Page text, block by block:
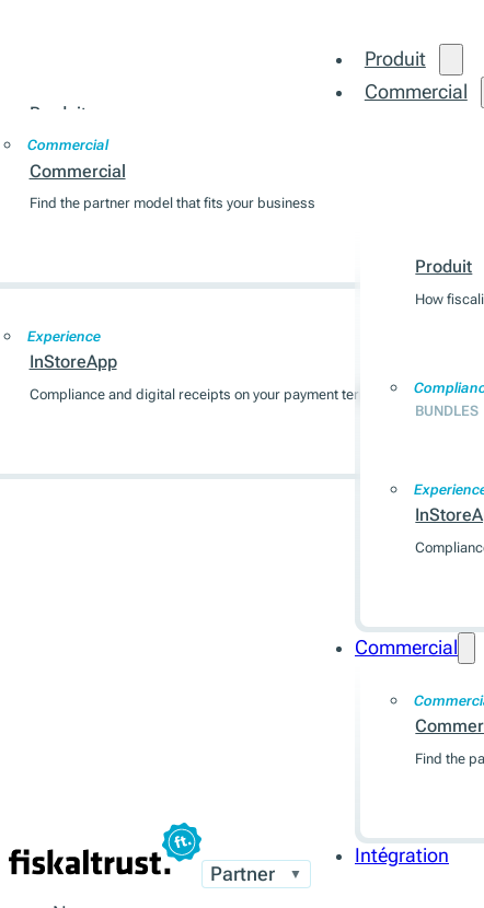
Partner ▼
Produit
Produit
How fiscalization works across 7 EU markets
Experience
InStoreApp
Compliance and digital receipts on your payment terminal
Commercial
Commercial
Commercial
Find the partner model that fits your business
Produit
How
BUNDLES
Commercial
Find the
Intégration